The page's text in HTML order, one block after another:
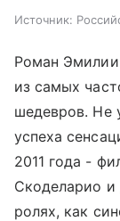
Источник:
Роман Эмилии
из самых
шедевров. Не
успеха
2011 года -
Скоделарио
ролях, как